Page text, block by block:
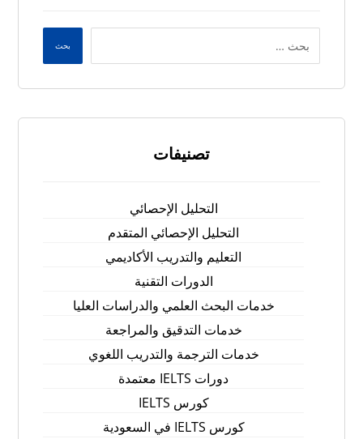
بحث
تصنيفات
التحليل الإحصائي
التحليل الإحصائي المتقدم
التعليم والتدريب الأكاديمي
الدورات التقنية
خدمات البحث العلمي والدراسات العليا
خدمات التدقيق والمراجعة
خدمات الترجمة والتدريب اللغوي
دورات IELTS معتمدة
كورس IELTS
كورس IELTS في السعودية